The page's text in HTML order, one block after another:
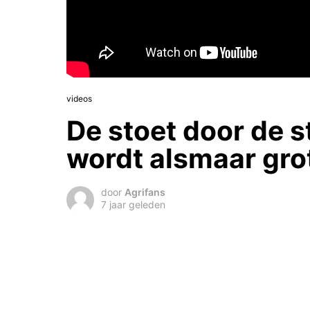
videos
De stoet door de
wordt alsmaar
door Agrifans
7 jaar geleden